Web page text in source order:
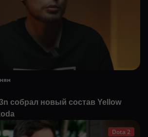
собрал новый состав Yellow
Dota 2